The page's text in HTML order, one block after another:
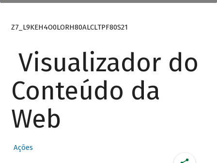
Z7_L9KEH4O0LORH80ALCLTPF80S21
Visualizador do
Conteúdo da
Web
Ações